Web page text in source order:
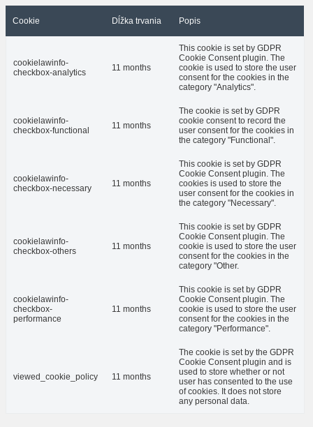
Cookie Dĺžka trvania Popis
cookielawinfo-
checkbox-analytics
11 months
This cookie is set by GDPR
Cookie Consent plugin. The
cookie is used to store the user
consent for the cookies in the
category "Analytics".
cookielawinfo-
checkbox-functional
11 months
The cookie is set by GDPR
cookie consent to record the
user consent for the cookies in
the category "Functional".
cookielawinfo-
checkbox-necessary
11 months
This cookie is set by GDPR
Cookie Consent plugin. The
cookies is used to store the
user consent for the cookies in
the category "Necessary".
cookielawinfo-
checkbox-others
11 months
This cookie is set by GDPR
Cookie Consent plugin. The
cookie is used to store the user
consent for the cookies in the
category "Other.
cookielawinfo-
checkbox-
performance
11 months
This cookie is set by GDPR
Cookie Consent plugin. The
cookie is used to store the user
consent for the cookies in the
category "Performance".
viewed_cookie_policy 11 months
The cookie is set by the GDPR
Cookie Consent plugin and is
used to store whether or not
user has consented to the use
of cookies. It does not store
any personal data.